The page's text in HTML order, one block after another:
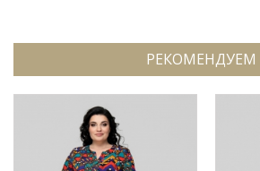
РЕКОМЕНДУЕМ